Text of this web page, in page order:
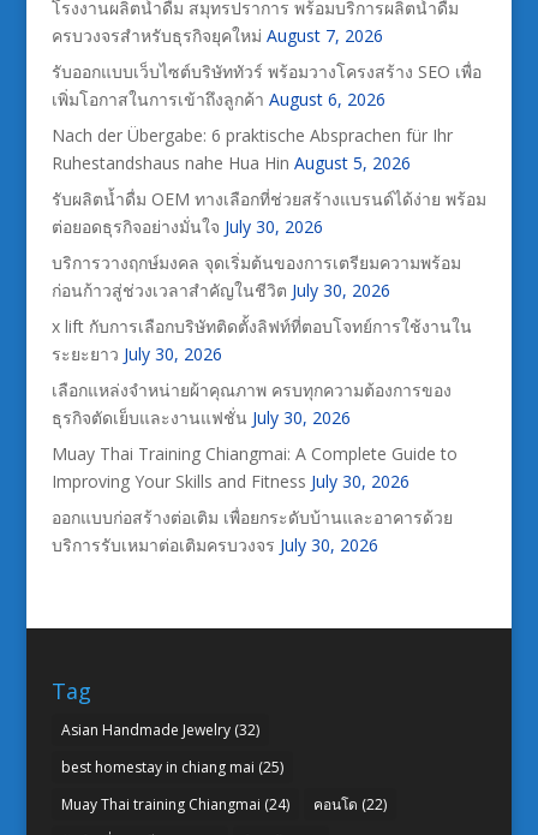
โรงงานผลิตน้ำดื่ม สมุทรปราการ พร้อมบริการผลิตน้ำดื่ม
ครบวงจรสำหรับธุรกิจยุคใหม่ August 7, 2026
รับออกแบบเว็บไซต์บริษัททัวร์ พร้อมวางโครงสร้าง SEO เพื่อ
เพิ่มโอกาสในการเข้าถึงลูกค้า August 6, 2026
Nach der Übergabe: 6 praktische Absprachen für Ihr
Ruhestandshaus nahe Hua Hin August 5, 2026
รับผลิตน้ำดื่ม OEM ทางเลือกที่ช่วยสร้างแบรนด์ได้ง่าย พร้อม
ต่อยอดธุรกิจอย่างมั่นใจ July 30, 2026
บริการวางฤกษ์มงคล จุดเริ่มต้นของการเตรียมความพร้อม
ก่อนก้าวสู่ช่วงเวลาสำคัญในชีวิต July 30, 2026
x lift กับการเลือกบริษัทติดตั้งลิฟท์ที่ตอบโจทย์การใช้งานใน
ระยะยาว July 30, 2026
เลือกแหล่งจำหน่ายผ้าคุณภาพ ครบทุกความต้องการของ
ธุรกิจตัดเย็บและงานแฟชั่น July 30, 2026
Muay Thai Training Chiangmai: A Complete Guide to
Improving Your Skills and Fitness July 30, 2026
ออกแบบก่อสร้างต่อเติม เพื่อยกระดับบ้านและอาคารด้วย
บริการรับเหมาต่อเติมครบวงจร July 30, 2026
Tag
Asian Handmade Jewelry(32)
best homestay in chiang mai (25)
Muay Thai training Chiangmai (24) คอนโด (22)